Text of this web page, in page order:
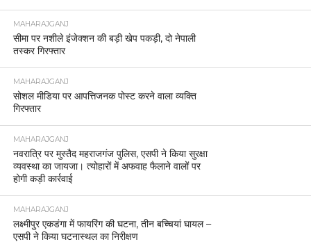
MAHARAJGANJ
सीमा पर नशीले इंजेक्शन की बड़ी खेप पकड़ी, दो नेपाली
तस्कर गिरफ्तार
MAHARAJGANJ
सोशल मीडिया पर आपत्तिजनक पोस्ट करने वाला व्यक्ति
गिरफ्तार
MAHARAJGANJ
नवरात्रि पर मुस्तैद महराजगंज पुलिस, एसपी ने किया सुरक्षा
व्यवस्था का जायजा। त्योहारों में अफवाह फैलाने वालों पर
होगी कड़ी कार्रवाई
MAHARAJGANJ
लक्ष्मीपुर एकडंगा में फायरिंग की घटना, तीन बच्चियां घायल –
एसपी ने किया घटनास्थल का निरीक्षण